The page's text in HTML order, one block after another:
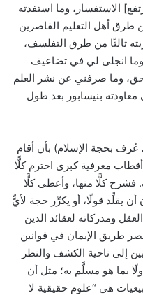
الاستفسار، وما استفدته
طرق أهل التعليم القاصرين
ثالثًا من طرق التفلسف،
انجلى لي في تضاعيف
وما صرفني عن نشر العلم
معاودته بنيسابور بعد طول
بحجة الإسلام) بأن أقام
معرفية كبرى احترم كلًّا
فشرح كلًّا منها، وأعطى كلًّا
يقلِّد قولًا، أو يكرِّر حجة لأيٍّ
ومدركاته لعقائد الدين
طريق الإيمان في قوانين
إلى ناحية الكشف والنظر
بما هو مسلَّم به؛ مثل أن
هي “علوم حقيقية لا